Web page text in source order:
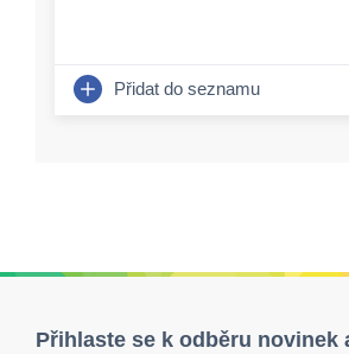
Přidat do seznamu
Přihlaste se k odběru novinek